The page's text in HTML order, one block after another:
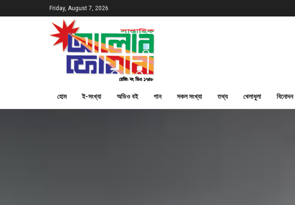
Friday, August 7, 2026
হোম ই-সংখ্যা অডিও বই গান সকল সংখ্যা তথ্য খেলাধুলা বিনোদন